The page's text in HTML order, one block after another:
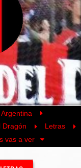
Argentina
Dragón
Letras
vas a ver